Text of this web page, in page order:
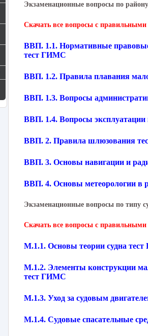
Экзаменационные вопросы по
Скачать все вопросы с
ВВП. 1.1. Нормативные правовые
тест ГИМС
ВВП. 1.2. Правила плавания
ВВП. 1.3. Вопросы
ВВП. 1.4. Вопросы
ВВП. 2. Правила шлюзования
ВВП. 3. Основы навигации и
ВВП. 4. Основы метеорологии в
Экзаменационные вопросы по типу
Скачать все вопросы с
М.1.1. Основы теории судна
М.1.2. Элементы конструкции
тест ГИМС
М.1.3. Уход за судовым
М.1.4. Судовые спасательные